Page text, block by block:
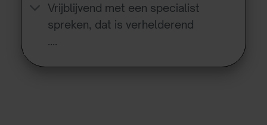
Vrijblijvend met een specialist
spreken, dat is verhelderend
….